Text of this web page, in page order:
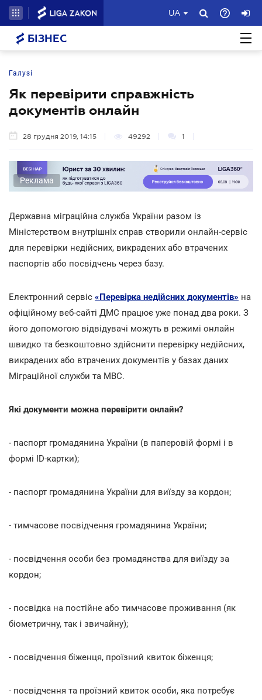
UA
БІЗНЕС
Галузі
Як перевірити справжність
документів онлайн
28 грудня 2019, 14:15 49292 1
Реклама
Державна міграційна служба України разом із
Міністерством внутрішніх справ створили онлайн-сервіс
для перевірки недійсних, викрадених або втрачених
паспортів або посвідчень через базу.
Електронний сервіс «Перевірка недійсних документів» на
офіційному веб-сайті ДМС працює уже понад два роки. З
його допомогою відвідувачі можуть в режимі онлайн
швидко та безкоштовно здійснити перевірку недійсних,
викрадених або втрачених документів у базах даних
Міграційної служби та МВС.
Які документи можна перевірити онлайн?
- паспорт громадянина України (в паперовій формі і в
формі ID-картки);
- паспорт громадянина України для виїзду за кордон;
- тимчасове посвідчення громадянина України;
- посвідчення особи без громадянства для виїзду за
кордон;
- посвідка на постійне або тимчасове проживання (як
біометричну, так і звичайну);
- посвідчення біженця, проїзний квиток біженця;
- посвідчення та проїзний квиток особи, яка потребує